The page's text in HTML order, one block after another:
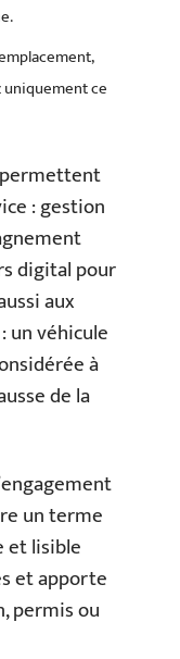
ce
permettent
: gestion
digital pour
aux
un véhicule
à
de la
un terme
et lisible
et apporte
permis ou